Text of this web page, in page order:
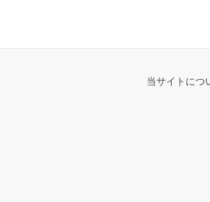
当サイトにつ